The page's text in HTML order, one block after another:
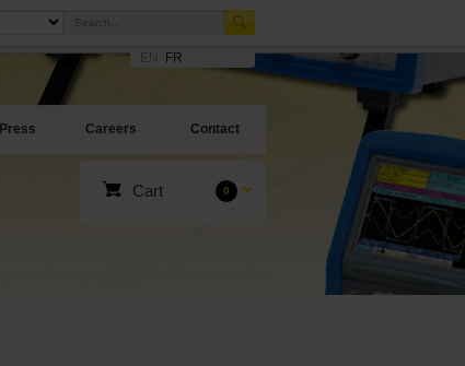
FR
Press Careers Contact
Cart 0